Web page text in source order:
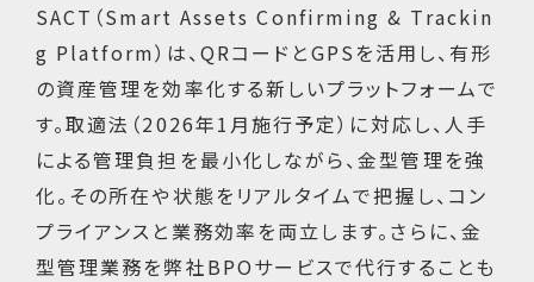
SACT（Smart Assets Confirming & Trackin
g Platform）は、QRコードとGPSを活用し、有形
の資産管理を効率化する新しいプラットフォームで
す。取適法（2026年1月施行予定）に対応し、人手
による管理負担を最小化しながら、金型管理を強
化。その所在や状態をリアルタイムで把握し、コン
プライアンスと業務効率を両立します。さらに、金
型管理業務を弊社BPOサービスで代行することも